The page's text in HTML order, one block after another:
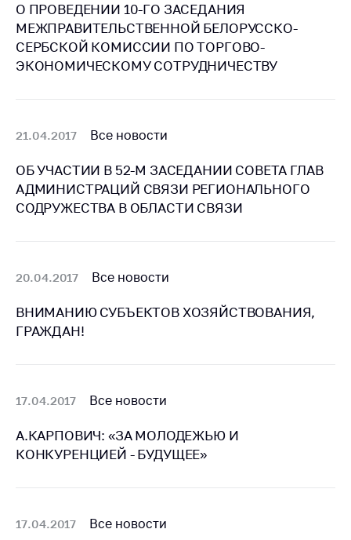
Защита
персональных
данных
Личный прием
Прямaя телефоннaя
линия
обращения
Сообщить о росте
цен на товары
изделия
Контакты
Адрес и режим
Министра
О ПРОВЕДЕНИИ 10-ГО ЗАСЕДАНИЯ
МЕЖПРАВИТЕЛЬСТВЕННОЙ БЕЛОРУССКО-
СЕРБСКОЙ КОМИССИИ ПО ТОРГОВО-
ЭКОНОМИЧЕСКОМУ СОТРУДНИЧЕСТВУ
21.04.2017 Все новости
ОБ УЧАСТИИ В 52-М ЗАСЕДАНИИ СОВЕТА ГЛАВ
АДМИНИСТРАЦИЙ СВЯЗИ РЕГИОНАЛЬНОГО
СОДРУЖЕСТВА В ОБЛАСТИ СВЯЗИ
20.04.2017 Все новости
ВНИМАНИЮ СУБЪЕКТОВ ХОЗЯЙСТВОВАНИЯ,
ГРАЖДАН!
17.04.2017 Все новости
А.КАРПОВИЧ: «ЗА МОЛОДЕЖЬЮ И
КОНКУРЕНЦИЕЙ - БУДУЩЕЕ»
17.04.2017 Все новости